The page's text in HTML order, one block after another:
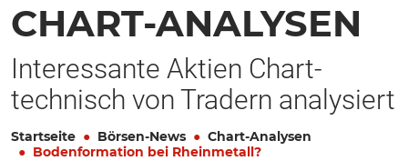
CHART-ANALYSEN
Interessante Aktien Chart-
technisch von Tradern analysiert
Startseite Börsen-News
Chart-Analysen
Bodenformation bei Rheinmetall?